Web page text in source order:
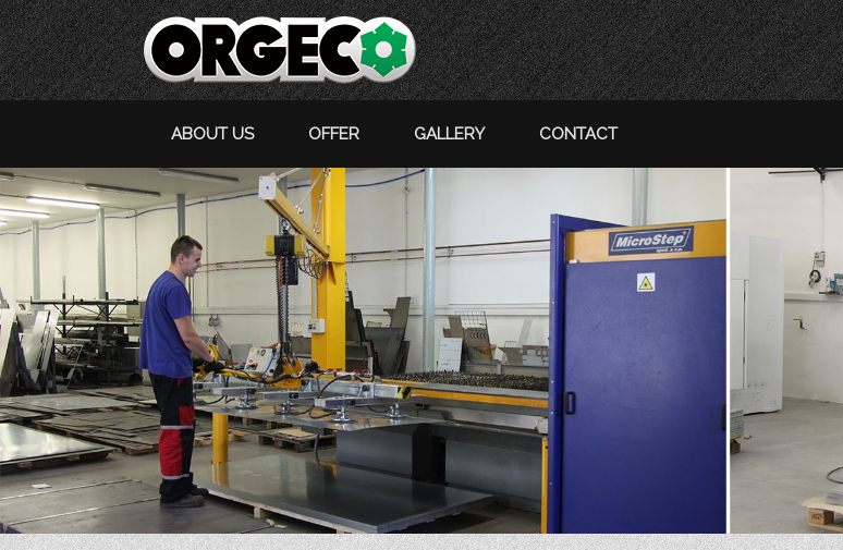
ABOUT US OFFER GALLERY CONTACT